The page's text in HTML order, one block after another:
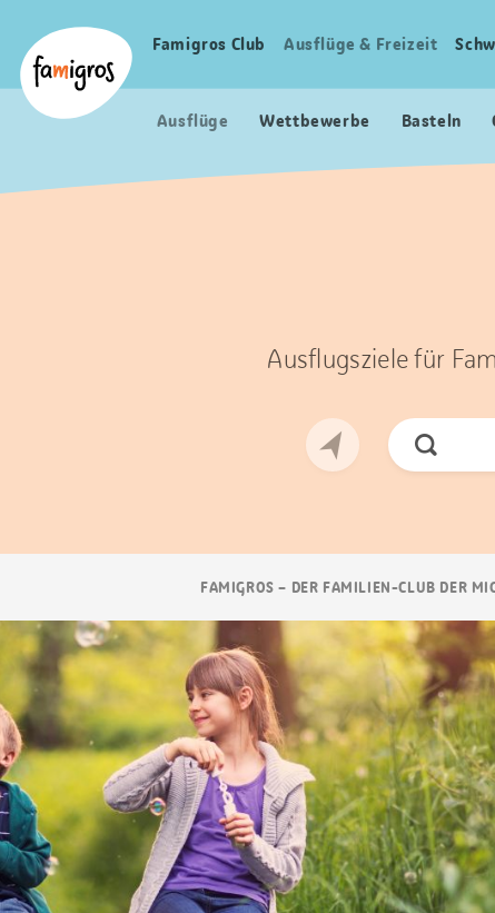
Navigation
Logo
Haupt
Famigros Club Ausflüge & Freizeit
Ausflüge Wettbewerbe Basteln
Ausflugsziele für
Jetzt
FAMIGROS – DER FAMILIEN-CLUB DER